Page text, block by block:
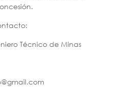
Técnico de Minas